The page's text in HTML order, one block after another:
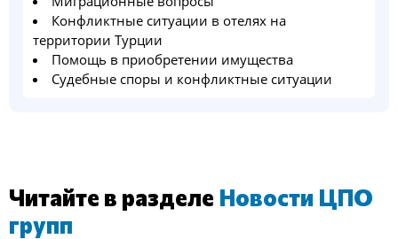
Конфликтные ситуации в отелях на
территории Турции
Помощь в приобретении имущества
Судебные споры и конфликтные ситуации
Читайте в разделе Новости ЦПО
групп